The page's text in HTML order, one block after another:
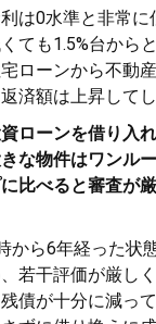
は0水準と非常
ても1.5%台から
ローンから不動
済額は上昇してし
ローンを借り入
な物件はワンル
比べると審査が
から6年経った状
若干評価が厳し
債が十分に減っ